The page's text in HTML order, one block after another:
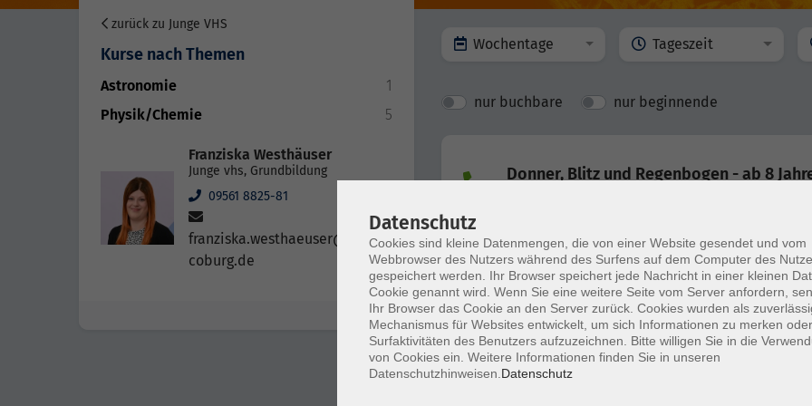
zurück zu Junge VHS
Kurse nach Themen
Astronomie
1
Physik/Chemie
5
Franziska Westhäuser
Junge vhs, Grundbildung
09561 8825-81
franziska.westhaeuser@vhs-
coburg.de
Wochentage Tageszeit
nur buchbare nur beginnende
Donner, Blitz und Regenbogen - ab 8
Lila Milch und brennende Schokolade -
Jahren
- Bildung auf Bestellung -
Datenschutz
Cookies sind kleine Datenmengen, die von einer Website gesendet und vom
Webbrowser des Nutzers während des Surfens auf dem Computer des
gespeichert werden. Ihr Browser speichert jede Nachricht in einer kleinen
Cookie genannt wird. Wenn Sie eine weitere Seite vom Server anfordern,
Ihr Browser das Cookie an den Server zurück. Cookies wurden als
Mechanismus für Websites entwickelt, um sich Informationen zu merken
Surfaktivitäten des Benutzers aufzuzeichnen. Bitte willigen Sie in die
von Cookies ein. Weitere Informationen finden Sie in unseren
Datenschutzhinweisen. Datenschutz